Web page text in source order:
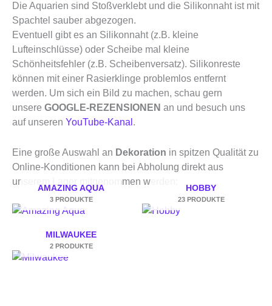
Die Aquarien sind Stoßverklebt und die Silikonnaht ist mit
Spachtel sauber abgezogen.
Eventuell gibt es an Silikonnaht (z.B. kleine
Lufteinschlüsse) oder Scheibe mal kleine
Schönheitsfehler (z.B. Scheibenversatz). Silikonreste
können mit einer Rasierklinge problemlos entfernt
werden. Um sich ein Bild zu machen, schau gern
unsere GOOGLE-REZENSIONEN an und besuch uns
auf unseren YouTube-Kanal .
Eine große Auswahl an Dekoration in spitzen Qualität zu
Online-Konditionen kann bei Abholung direkt aus
unserem Lager mitgenommen werden:
AMAZING AQUA
3 PRODUKTE
HOBBY
23 PRODUKTE
MILWAUKEE
2 PRODUKTE